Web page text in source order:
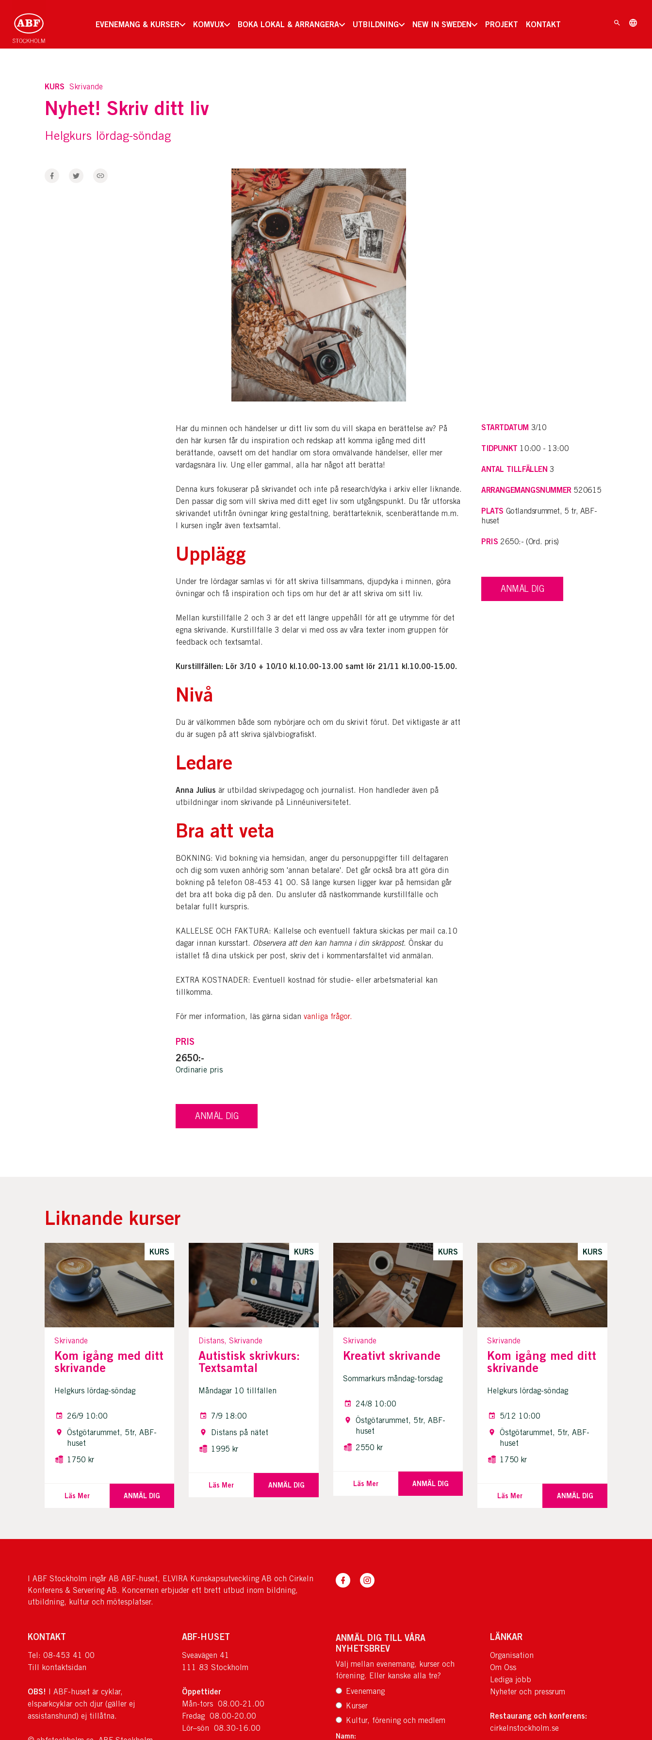
EVENEMANG & KURSER KOMVUX BOKA LOKAL & ARRANGERA UTBILDNING NEW IN SWEDEN PROJEKT KONTAKT
KURS Skrivande
Nyhet! Skriv ditt liv
Helgkurs lördag-söndag
Har du minnen och händelser ur ditt liv som du vill skapa en berättelse av? På
den här kursen får du inspiration och redskap att komma igång med ditt
berättande, oavsett om det handlar om stora omvälvande händelser, eller mer
vardagsnära liv. Ung eller gammal, alla har något att berätta!
Denna kurs fokuserar på skrivandet och inte på research/dyka i arkiv eller liknande.
Den passar dig som vill skriva med ditt eget liv som utgångspunkt. Du får utforska
skrivandet utifrån övningar kring gestaltning, berättarteknik, scenberättande m.m.
I kursen ingår även textsamtal.
Upplägg
Under tre lördagar samlas vi för att skriva tillsammans, djupdyka i minnen, göra
övningar och få inspiration och tips om hur det är att skriva om sitt liv.
Mellan kurstillfälle 2 och 3 är det ett längre uppehåll för att ge utrymme för det
egna skrivande. Kurstillfälle 3 delar vi med oss av våra texter inom gruppen för
feedback och textsamtal.
Kurstillfällen: Lör 3/10 + 10/10 kl.10.00-13.00 samt lör 21/11 kl.10.00-15.00.
Nivå
Du är välkommen både som nybörjare och om du skrivit förut. Det viktigaste är att
du är sugen på att skriva självbiografiskt.
Ledare
Anna Julius är utbildad skrivpedagog och journalist. Hon handleder även på
utbildningar inom skrivande på Linnéuniversitetet.
Bra att veta
BOKNING: Vid bokning via hemsidan, anger du personuppgifter till deltagaren
och dig som vuxen anhörig som 'annan betalare'. Det går också bra att göra din
bokning på telefon 08-453 41 00. Så länge kursen ligger kvar på hemsidan går
det bra att boka dig på den. Du ansluter då nästkommande kurstillfälle och
betalar fullt kurspris.
KALLELSE OCH FAKTURA: Kallelse och eventuell faktura skickas per mail ca.10
dagar innan kursstart. Observera att den kan hamna i din skräppost. Önskar du
istället få dina utskick per post, skriv det i kommentarsfältet vid anmälan.
EXTRA KOSTNADER: Eventuell kostnad för studie- eller arbetsmaterial kan
tillkomma.
För mer information, läs gärna sidan vanliga frågor.
PRIS
2650:-
Ordinarie pris
ANMÄL DIG
STARTDATUM 3/10
TIDPUNKT 10:00 - 13:00
ANTAL TILLFÄLLEN 3
ARRANGEMANGSNUMMER520615
PLATS Gotlandsrummet, 5 tr, ABF-
huset
PRIS 2650:- (Ord. pris)
ANMÄL DIG
Liknande kurser
KURS
Skrivande
Kom igång med ditt
skrivande
Helgkurs lördag-söndag
26/9 10:00
Östgötarummet, 5tr, ABF-
huset
1750 kr
Läs Mer ANMÄL DIG
KURS
Distans, Skrivande
Autistisk skrivkurs:
Textsamtal
Måndagar 10 tillfällen
7/9 18:00
Distans på nätet
1995 kr
Läs Mer ANMÄL DIG
KURS
Skrivande
Kreativt skrivande
Sommarkurs måndag-torsdag
24/8 10:00
Östgötarummet, 5tr, ABF-
huset
2550 kr
Läs Mer ANMÄL DIG
KURS
Skrivande
Kom igång med ditt
skrivande
Helgkurs lördag-söndag
5/12 10:00
Östgötarummet, 5tr, ABF-
huset
1750 kr
Läs Mer ANMÄL DIG
I ABF Stockholm ingår AB ABF-huset, ELVIRA Kunskapsutveckling AB och Cirkeln
Konferens & Servering AB. Koncernen erbjuder ett brett utbud inom bildning,
utbildning, kultur och mötesplatser.
KONTAKT
Tel: 08-453 41 00
Till kontaktsidan
OBS! I ABF-huset är cyklar,
elsparkcyklar och djur (gäller ej
assistanshund) ej tillåtna.
ABF-HUSET
Sveavägen 41
111 83 Stockholm
Öppettider
Mån-tors 08.00-21.00
Fredag 08.00-20.00
Lör–sön 08.30-16.00
ANMÄL DIG TILL VÅRA
NYHETSBREV
Välj mellan evenemang, kurser och
förening. Eller kanske alla tre?
Evenemang
Kurser
Kultur, förening och medlem
Namn:
LÄNKAR
Organisation
Om Oss
Lediga jobb
Nyheter och pressrum
Restaurang och konferens:
cirkelnstockholm.se